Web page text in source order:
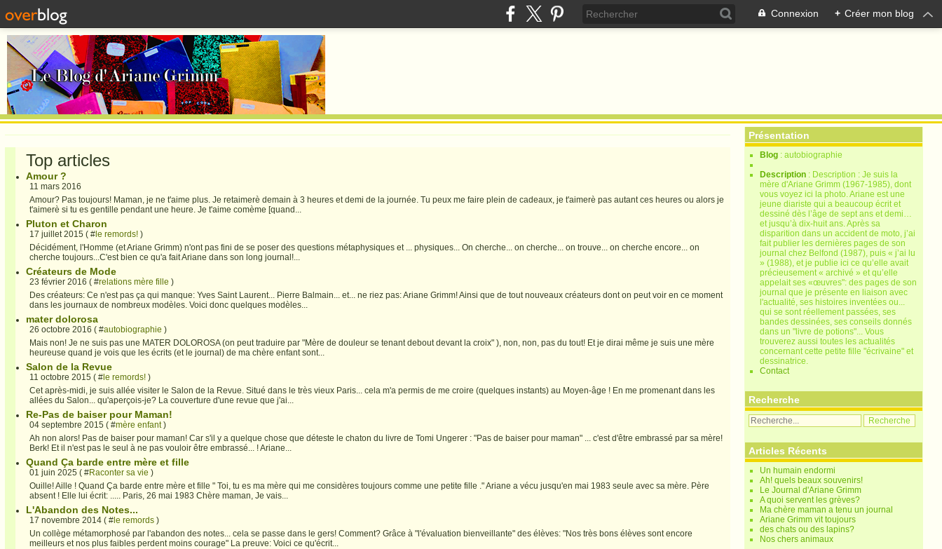
Connexion + Créer mon blog
Top articles
Amour ?
11 mars 2016
Amour? Pas toujours! Maman, je ne t'aime plus. Je retaimerè demain à 3 heures et demi de la journée. Tu peux me faire plein de cadeaux, je t'aimerè pas autant ces heures ou alors je
t'aimerè si tu es gentille pendant une heure. Je t'aime comème [quand...
Pluton et Charon
17 juillet 2015 ( #le remords!)
Décidément, l'Homme (et Ariane Grimm) n'ont pas fini de se poser des questions métaphysiques et ... physiques... On cherche... on cherche... on trouve... on cherche encore... on
cherche toujours...C'est bien ce qu'a fait Ariane dans son long journal!...
Créateurs de Mode
23 février 2016 ( #relations mère fille )
Des créateurs: Ce n'est pas ça qui manque: Yves Saint Laurent... Pierre Balmain... et... ne riez pas: Ariane Grimm! Ainsi que de tout nouveaux créateurs dont on peut voir en ce moment
dans les journaux de nombreux modèles. Voici donc quelques modèles...
mater dolorosa
26 octobre 2016 ( #autobiographie )
Mais non! Je ne suis pas une MATER DOLOROSA (on peut traduire par "Mère de douleur se tenant debout devant la croix" ), non, non, pas du tout! Et je dirai même je suis une mère
heureuse quand je vois que les écrits (et le journal) de ma chère enfant sont...
Salon de la Revue
11 octobre 2015 ( #le remords!)
Cet après-midi, je suis allée visiter le Salon de la Revue. Situé dans le très vieux Paris... cela m'a permis de me croire (quelques instants) au Moyen-âge ! En me promenant dans les
allées du Salon... qu'aperçois-je? La couverture d'une revue que j'ai...
Re-Pas de baiser pour Maman!
04 septembre 2015 ( #mère enfant)
Ah non alors! Pas de baiser pour maman! Car s'il y a quelque chose que déteste le chaton du livre de Tomi Ungerer : "Pas de baiser pour maman" ... c'est d'être embrassé par sa mère!
Berk! Et il n'est pas le seul à ne pas vouloir être embrassé... ! Ariane...
Quand Ça barde entre mère et fille
01 juin 2025 ( #Raconter sa vie )
Ouille! Aille ! Quand Ça barde entre mère et fille " Toi, tu es ma mère qui me considères toujours comme une petite fille ." Ariane a vécu jusqu'en mai 1983 seule avec sa mère. Père
absent ! Elle lui écrit: ..... Paris, 26 mai 1983 Chère maman, Je vais...
L'Abandon des Notes...
17 novembre 2014 ( #le remords)
Un collège métamorphosé par l'abandon des notes... cela se passe dans le gers! Comment? Grâce à "l'évaluation bienveillante" des élèves: "Nos très bons élèves sont encore
meilleurs et nos plus faibles perdent moins courage" La preuve: Voici ce qu'écrit...
Présentation
Blog : autobiographie
Description : Description : Je suis la
mère d'Ariane Grimm (1967-1985), dont
vous voyez ici la photo. Ariane est une
jeune diariste qui a beaucoup écrit et
dessiné dès l’âge de sept ans et demi…
et jusqu’à dix-huit ans. Après sa
disparition dans un accident de moto, j’ai
fait publier les dernières pages de son
journal chez Belfond (1987), puis « j’ai lu
» (1988), et je publie ici ce qu’elle avait
précieusement « archivé » et qu’elle
appelait ses «œuvres": des pages de son
journal que je présente en liaison avec
l'actualité, ses histoires inventées ou...
qui se sont réellement passées, ses
bandes dessinées, ses conseils donnés
dans un "livre de potions"... Vous
trouverez aussi toutes les actualités
concernant cette petite fille "écrivaine" et
dessinatrice.
Contact
Recherche
Articles Récents
Un humain endormi
Ah! quels beaux souvenirs!
Le Journal d'Ariane Grimm
A quoi servent les grèves?
Ma chère maman a tenu un journal
Ariane Grimm vit toujours
des chats ou des lapins?
Nos chers animaux